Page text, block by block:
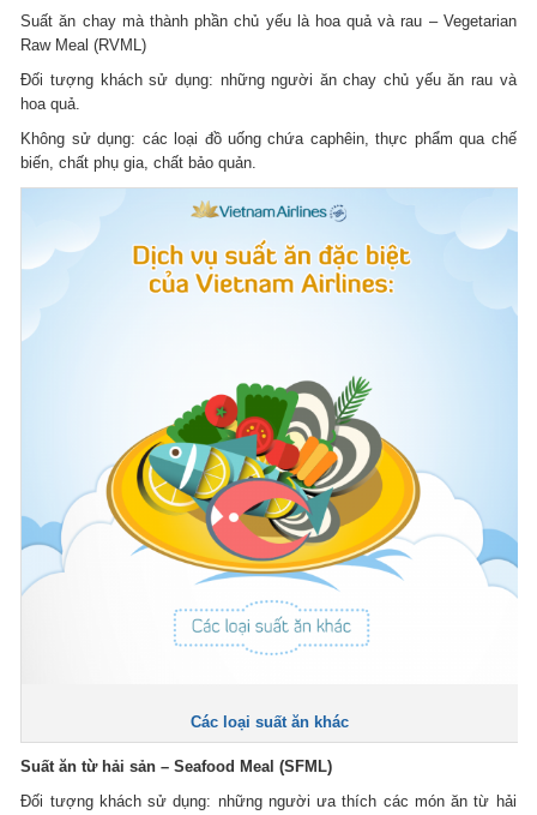
Suất ăn chay mà thành phần chủ yếu là hoa quả và rau – Vegetarian
Raw Meal (RVML)
Đối tượng khách sử dụng: những người ăn chay chủ yếu ăn rau và
hoa quả.
Không sử dụng: các loại đồ uống chứa caphêin, thực phẩm qua chế
biến, chất phụ gia, chất bảo quản.
Các loại suất ăn khác
Suất ăn từ hải sản – Seafood Meal (SFML)
Đối tượng khách sử dụng: những người ưa thích các món ăn từ hải